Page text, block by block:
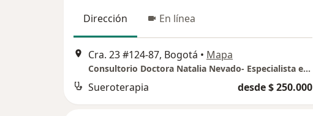
Dirección En línea
Cra. 23 #124-87, Bogotá • Mapa
Consultorio Doctora Natalia Nevado- Especialista en Terapeuticas Alternativas y Farmacologia Vegetal
Sueroterapia desde $ 250.000